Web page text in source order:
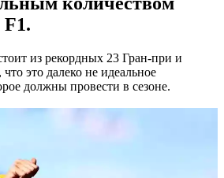
F1.
из рекордных 23 Гран-при и
это далеко не идеальное
должны провести в сезоне.